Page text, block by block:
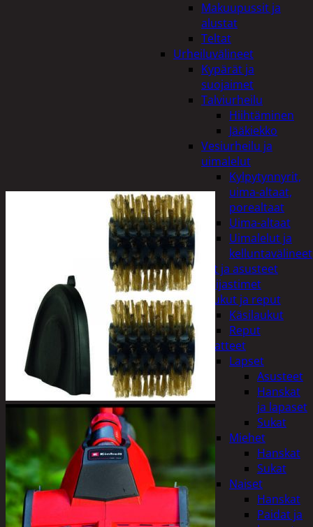
Makuupussit ja
alustat
Teltat
Urheiluvälineet
Kypärät ja
suojaimet
Talviurheilu
Hiihtäminen
Jääkiekko
Vesiurheilu ja
uimalelut
Kylpytynnyrit,
uima-altaat,
porealtaat
Uima-altaat
Uimalelut ja
kelluntavälineet
Vaatteet ja asusteet
Heijastimet
Laukut ja reput
Käsilaukut
Reput
Vaatteet
Lapset
Asusteet
Hanskat
ja lapaset
Sukat
Miehet
Hanskat
Sukat
Naiset
Hanskat
Paidat ja